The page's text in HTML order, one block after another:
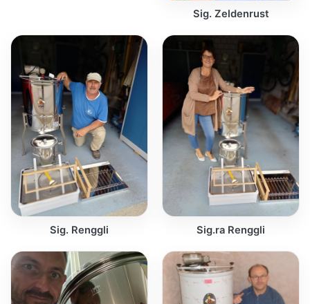
Sig. Zeldenrust
Sig. Renggli Sig.ra Renggli